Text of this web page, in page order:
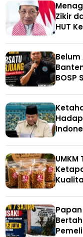
Zikir
HUT
Belum
BOSP
Papan